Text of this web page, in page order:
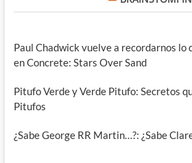
Paul Chadwick vuelve a recordarnos lo
en Concrete: Stars Over Sand
Pitufo Verde y Verde Pitufo: Secretos
Pitufos
¿Sabe George RR Martin…?: ¿Sabe